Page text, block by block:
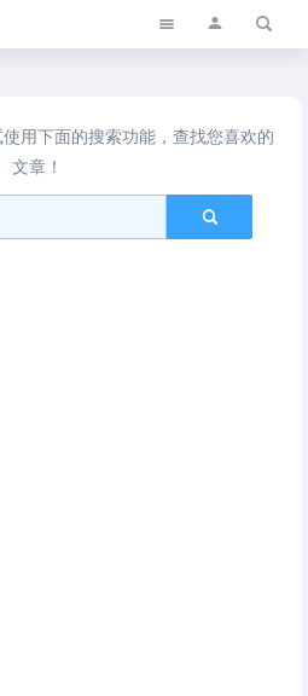
用下面的搜索功能，查找您喜欢的
文章！